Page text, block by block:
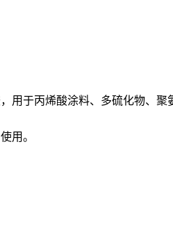
用于丙烯酸涂料、多硫化物、聚
用。